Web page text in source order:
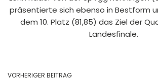
präsentierte sich ebenso in Bestform
dem 10. Platz (81,85) das Ziel der
Landesfinale.
VORHERIGER BEITRAG